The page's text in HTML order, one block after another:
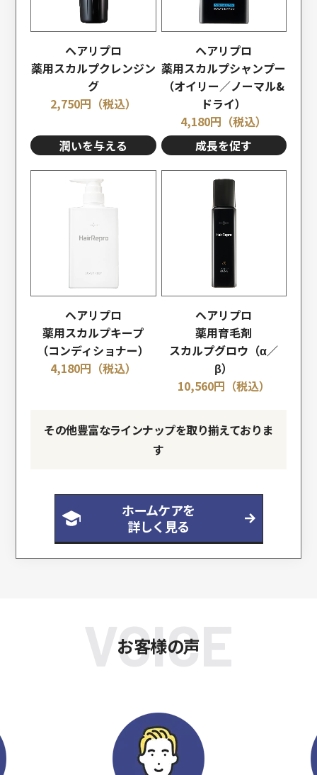
ヘアリプロ
薬用スカルプクレンジン
グ
2,750円（税込）
ヘアリプロ
薬用スカルプシャンプー
（オイリー／ノーマル&
ドライ）
4,180円（税込）
潤いを与える
ヘアリプロ
薬用スカルプキープ
（コンディショナー）
4,180円（税込）
成長を促す
ヘアリプロ
薬用育毛剤
スカルプグロウ（α／
β）
10,560円（税込）
その他豊富なラインナップを取り揃えておりま
す
ホームケアを
詳しく見る
VOICE
お客様の声